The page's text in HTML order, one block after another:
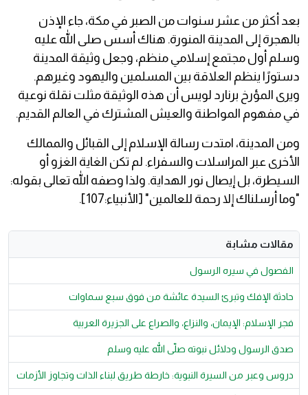
بعد أكثر من عشر سنوات من الصبر في مكة، جاء الإذن
بالهجرة إلى المدينة المنورة. هناك أسس صلى الله عليه
وسلم أول مجتمع إسلامي منظم، وجعل وثيقة المدينة
دستورًا ينظم العلاقة بين المسلمين واليهود وغيرهم.
ويرى المؤرخ برنارد لويس أن هذه الوثيقة مثلت نقلة نوعية
في مفهوم المواطنة والعيش المشترك في العالم القديم.
ومن المدينة، امتدت رسالة الإسلام إلى القبائل والممالك
الأخرى عبر المراسلات والسفراء. لم تكن الغاية الغزو أو
السيطرة، بل إيصال نور الهداية. ولذا وصفه الله تعالى بقوله:
"وما أرسلناك إلا رحمة للعالمين" [الأنبياء:107].
مقالات مشابة
الفصول في سيره الرسول
حادثة الإفك وتبرئ السيدة عائشة من فوق سبع سماوات
فجر الإسلام: الإيمان، والنزاع، والصراع على الجزيرة العربية
صدق الرسول ودلائل نبوته صلّى الله عليه وسلم
دروس وعبر من السيرة النبوية: خارطة طريق لبناء الذات وتجاوز الأزمات